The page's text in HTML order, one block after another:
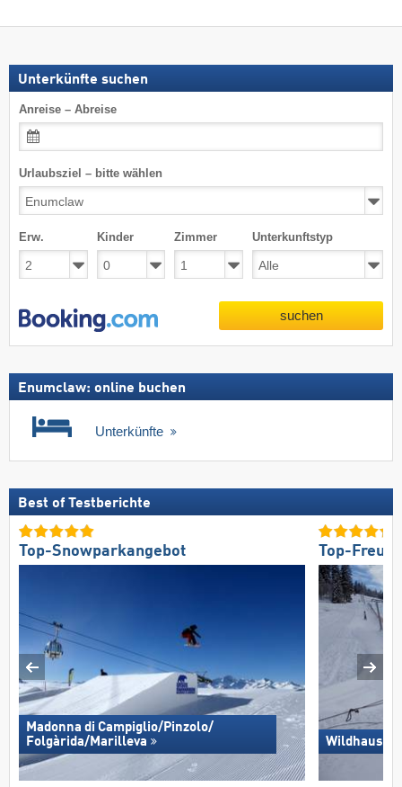
Unterkünfte suchen
Anreise – Abreise
Urlaubsziel – bitte wählen
Erw. Kinder Zimmer Unterkunftstyp
suchen
Enumclaw: online buchen
Unterkünfte
Best of Testberichte
Top-Snowparkangebot
Madonna di Campiglio/​Pinzolo/​
Folgàrida/​Marilleva
Top-
Wildhaus –